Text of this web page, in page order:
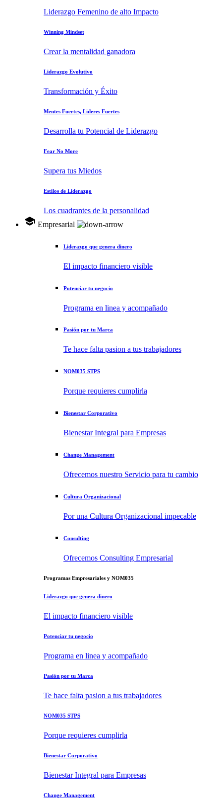
Liderazgo Femenino de alto Impacto
Winning Mindset
Crear la mentalidad ganadora
Liderazgo Evolutivo
Transformación y Éxito
Mentes Fuertes, Lideres Fuertes
Desarrolla tu Potencial de Liderazgo
Fear No More
Supera tus Miedos
Estilos de Liderazgo
Los cuadrantes de la personalidad
school Empresarial
Liderazgo que genera dinero
El impacto financiero visible
Potenciar tu negocio
Programa en linea y acompañado
Pasión por tu Marca
Te hace falta pasion a tus trabajadores
NOM035 STPS
Porque requieres cumplirla
Bienestar Corporativo
Bienestar Integral para Empresas
Change Management
Ofrecemos nuestro Servicio para tu cambio
Cultura Organizacional
Por una Cultura Organizacional impecable
Consulting
Ofrecemos Consulting Empresarial
Programas Empresariales y NOM035
Liderazgo que genera dinero
El impacto financiero visible
Potenciar tu negocio
Programa en linea y acompañado
Pasión por tu Marca
Te hace falta pasion a tus trabajadores
NOM035 STPS
Porque requieres cumplirla
Bienestar Corporativo
Bienestar Integral para Empresas
Change Management